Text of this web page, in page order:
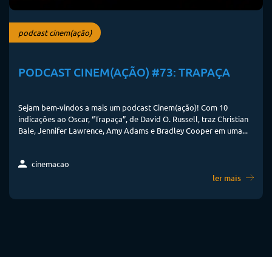
podcast cinem(ação)
PODCAST CINEM(AÇÃO) #73: TRAPAÇA
Sejam bem-vindos a mais um podcast Cinem(ação)! Com 10
indicações ao Oscar, “Trapaça”, de David O. Russell, traz Christian
Bale, Jennifer Lawrence, Amy Adams e Bradley Cooper em uma...
cinemacao
ler mais